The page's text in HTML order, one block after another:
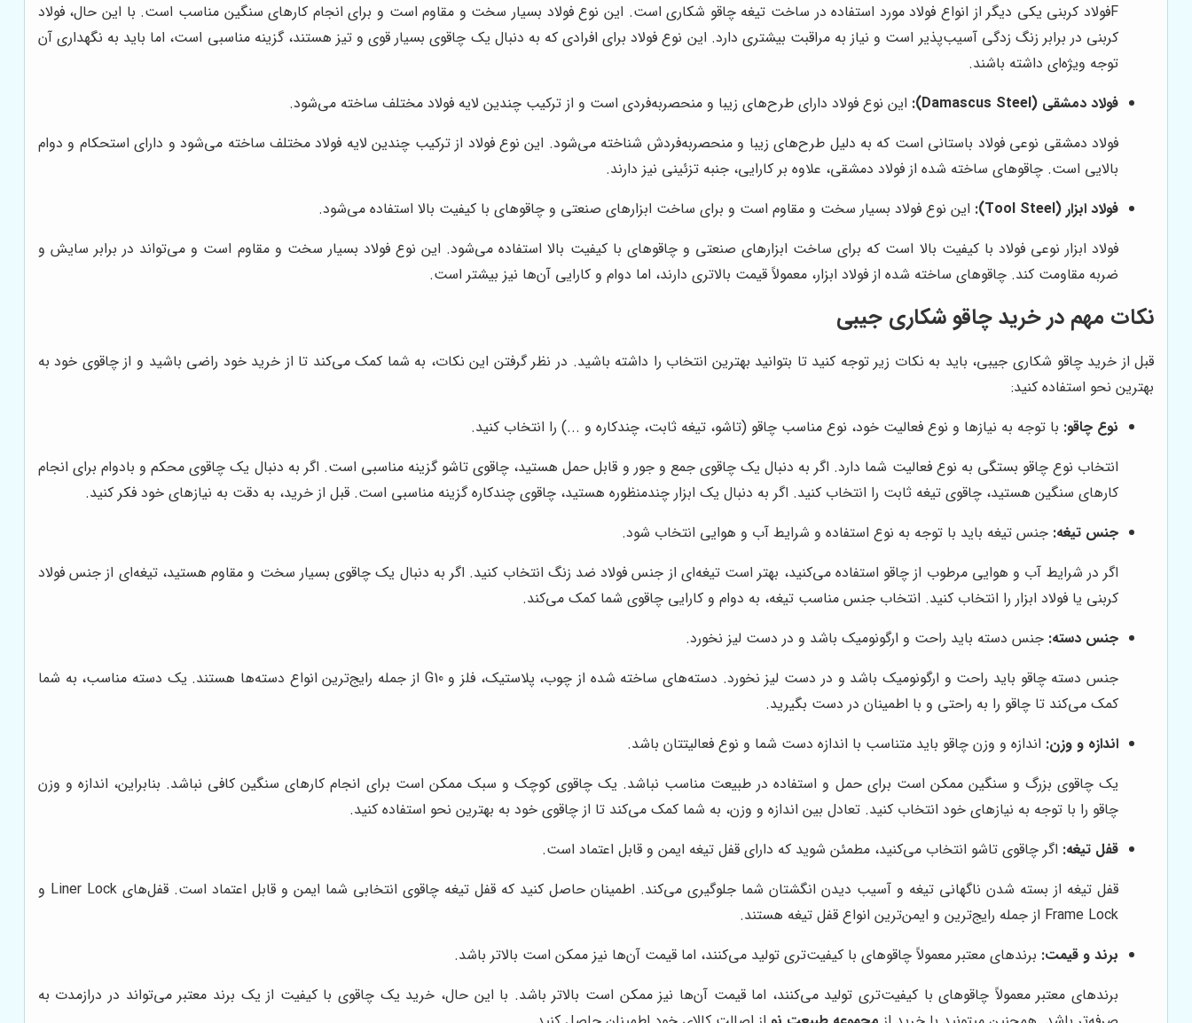
Fفولاد کربنی یکی دیگر از انواع فولاد مورد استفاده در ساخت تیغه چاقو شکاری است. این نوع فولاد بسیار سخت و مقاوم است و برای انجام کارهای سنگین مناسب است. با این حال، فولاد
کربنی در برابر زنگ زدگی آسیب‌پذیر است و نیاز به مراقبت بیشتری دارد. این نوع فولاد برای افرادی که به دنبال یک چاقوی بسیار قوی و تیز هستند، گزینه مناسبی است، اما باید به نگهداری آن
توجه ویژه‌ای داشته باشند.
فولاد دمشقی (Damascus Steel):
این نوع فولاد دارای طرح‌های زیبا و منحصربه‌فردی است و از ترکیب چندین لایه فولاد مختلف ساخته می‌شود.
فولاد دمشقی نوعی فولاد باستانی است که به دلیل طرح‌های زیبا و منحصربه‌فردش شناخته می‌شود. این نوع فولاد از ترکیب چندین لایه فولاد مختلف ساخته می‌شود و دارای استحکام و دوام
بالایی است. چاقوهای ساخته شده از فولاد دمشقی، علاوه بر کارایی، جنبه تزئینی نیز دارند.
فولاد ابزار (Tool Steel):
این نوع فولاد بسیار سخت و مقاوم است و برای ساخت ابزارهای صنعتی و چاقوهای با کیفیت بالا استفاده می‌شود.
فولاد ابزار نوعی فولاد با کیفیت بالا است که برای ساخت ابزارهای صنعتی و چاقوهای با کیفیت بالا استفاده می‌شود. این نوع فولاد بسیار سخت و مقاوم است و می‌تواند در برابر سایش و
ضربه مقاومت کند. چاقوهای ساخته شده از فولاد ابزار، معمولاً قیمت بالاتری دارند، اما دوام و کارایی آن‌ها نیز بیشتر است.
نکات مهم در خرید چاقو شکاری جیبی
قبل از خرید چاقو شکاری جیبی، باید به نکات زیر توجه کنید تا بتوانید بهترین انتخاب را داشته باشید. در نظر گرفتن این نکات، به شما کمک می‌کند تا از خرید خود راضی باشید و از چاقوی خود به
بهترین نحو استفاده کنید:
نوع چاقو: با توجه به نیازها و نوع فعالیت خود، نوع مناسب چاقو (تاشو، تیغه ثابت، چندکاره و ...) را انتخاب کنید.
انتخاب نوع چاقو بستگی به نوع فعالیت شما دارد. اگر به دنبال یک چاقوی جمع و جور و قابل حمل هستید، چاقوی تاشو گزینه مناسبی است. اگر به دنبال یک چاقوی محکم و بادوام برای انجام
کارهای سنگین هستید، چاقوی تیغه ثابت را انتخاب کنید. اگر به دنبال یک ابزار چندمنظوره هستید، چاقوی چندکاره گزینه مناسبی است. قبل از خرید، به دقت به نیازهای خود فکر کنید.
جنس تیغه: جنس تیغه باید با توجه به نوع استفاده و شرایط آب و هوایی انتخاب شود.
اگر در شرایط آب و هوایی مرطوب از چاقو استفاده می‌کنید، بهتر است تیغه‌ای از جنس فولاد ضد زنگ انتخاب کنید. اگر به دنبال یک چاقوی بسیار سخت و مقاوم هستید، تیغه‌ای از جنس فولاد
کربنی یا فولاد ابزار را انتخاب کنید. انتخاب جنس مناسب تیغه، به دوام و کارایی چاقوی شما کمک می‌کند.
جنس دسته: جنس دسته باید راحت و ارگونومیک باشد و در دست لیز نخورد.
جنس دسته چاقو باید راحت و ارگونومیک باشد و در دست لیز نخورد. دسته‌های ساخته شده از چوب، پلاستیک، فلز و G10 از جمله رایج‌ترین انواع دسته‌ها هستند. یک دسته مناسب، به شما
کمک می‌کند تا چاقو را به راحتی و با اطمینان در دست بگیرید.
اندازه و وزن: اندازه و وزن چاقو باید متناسب با اندازه دست شما و نوع فعالیتتان باشد.
یک چاقوی بزرگ و سنگین ممکن است برای حمل و استفاده در طبیعت مناسب نباشد. یک چاقوی کوچک و سبک ممکن است برای انجام کارهای سنگین کافی نباشد. بنابراین، اندازه و وزن
چاقو را با توجه به نیازهای خود انتخاب کنید. تعادل بین اندازه و وزن، به شما کمک می‌کند تا از چاقوی خود به بهترین نحو استفاده کنید.
قفل تیغه: اگر چاقوی تاشو انتخاب می‌کنید، مطمئن شوید که دارای قفل تیغه ایمن و قابل اعتماد است.
قفل تیغه از بسته شدن ناگهانی تیغه و آسیب دیدن انگشتان شما جلوگیری می‌کند. اطمینان حاصل کنید که قفل تیغه چاقوی انتخابی شما ایمن و قابل اعتماد است. قفل‌های Liner Lock و
Frame Lock از جمله رایج‌ترین و ایمن‌ترین انواع قفل تیغه هستند.
برند و قیمت: برندهای معتبر معمولاً چاقوهای با کیفیت‌تری تولید می‌کنند، اما قیمت آن‌ها نیز ممکن است بالاتر باشد.
برندهای معتبر معمولاً چاقوهای با کیفیت‌تری تولید می‌کنند، اما قیمت آن‌ها نیز ممکن است بالاتر باشد. با این حال، خرید یک چاقوی با کیفیت از یک برند معتبر می‌تواند در درازمدت به